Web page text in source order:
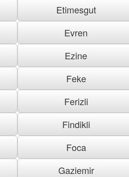
Etimesgut
Evren
Ezine
Feke
Ferizli
Findikli
Foca
Gaziemir